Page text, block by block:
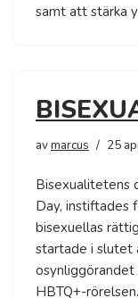
samt att stärka
avmarcus 25
Bisexualitetens
Day, instiftades
bisexuellas
startade i slutet
osynliggörandet
HBTQ+-